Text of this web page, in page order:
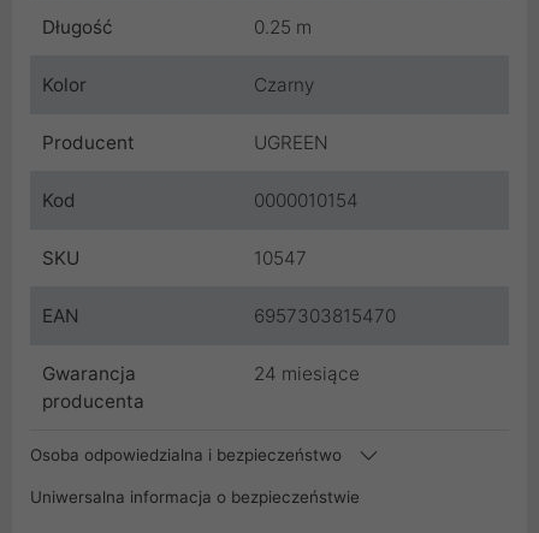
Długość 0.25 m
Kolor Czarny
Producent UGREEN
Kod 0000010154
SKU 10547
EAN 6957303815470
Gwarancja
producenta
24 miesiące
Osoba odpowiedzialna i bezpieczeństwo
Uniwersalna informacja o bezpieczeństwie